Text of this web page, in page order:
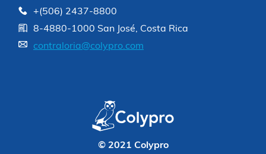
+(506) 2437-8800
8-4880-1000 San José, Costa Rica
contraloria@colypro.com
© 2021 Colypro